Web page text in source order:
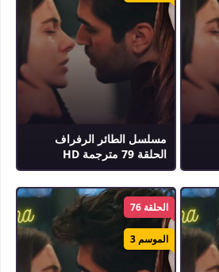
مسلسل الطائر الرفراف
الحلقة 79 مترجمة HD
الحلقة 76
الموسم 3